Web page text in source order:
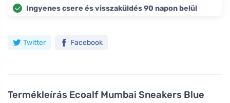
Termékleírás Ecoalf Mumbai Sneakers Blue
Ingyenes csere és visszaküldés 90 napon belül
Twitter Facebook